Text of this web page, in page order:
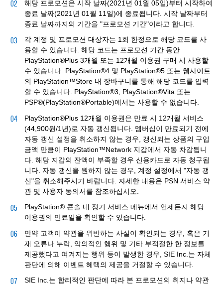
해당 프로모션은 시작 날짜(2021년 01월 05일)부터 시작하여
종료 날짜(2021년 01월 11일)에 종료됩니다. 시작 날짜부터
종료 날짜까지의 기간을 "프로모션 기간"이라고 합니다.
각 계정 및 프로모션 대상자는 1회 한정으로 해당 코드를 사
용할 수 있습니다. 해당 코드는 프로모션 기간 동안
PlayStation®Plus 3개월 또는 12개월 이용권 구매 시 사용할
수 있습니다. PlayStation®4 및 PlayStation®5 또는 웹사이트
의 PlayStation™Store 내 장바구니를 통해 해당 코드를 입력
할 수 있습니다. PlayStation®3, PlayStation®Vita 또는
PSP®(PlayStation®Portable)에서는 사용할 수 없습니다.
PlayStation®Plus 12개월 이용권은 만료 시 12개월 서비스
(44,900원/1년)로 자동 갱신됩니다. 멤버십이 만료되기 전에
자동 갱신 설정을 취소하지 않는 경우, 갱신되는 상품의 구입
금액 만큼이 PlayStation™Network 지갑에서 자동 차감됩니
다. 해당 지갑의 잔액이 부족할 경우 신용카드로 자동 청구됩
니다. 자동 갱신을 원하지 않는 경우, 계정 설정에서 "자동 갱
신"을 취소해주시기 바랍니다. 자세한 내용은 PSN 서비스 약
관 및 사용자 동의서를 참조하십시오.
PlayStation® 콘솔 내 정기 서비스 메뉴에서 언제든지 해당
이용권의 만료일을 확인할 수 있습니다.
만약 고객이 약관을 위반하는 사실이 확인되는 경우, 혹은 기
재 오류나 누락, 악의적인 행위 및 기타 부적절한 한 정보를
제공했다고 여겨지는 행위 등이 발생한 경우, SIE Inc.는 자체
판단에 의해 이벤트 혜택의 제공을 거절할 수 있습니다.
SIE Inc.는 합리적인 판단에 따라 본 프로모션의 취지나 약관